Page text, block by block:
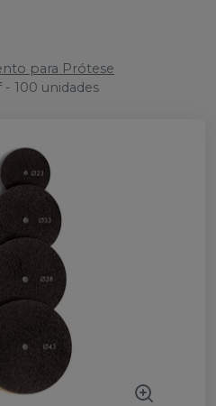
para Prótese
100 unidades